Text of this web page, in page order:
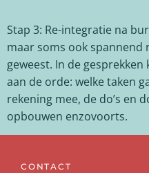
Stap 3: Re-integratie na
maar soms ook spannend
geweest. In de
aan de orde: welke taken
rekening mee, de do’s en
opbouwen enzovoorts.
CONTACT